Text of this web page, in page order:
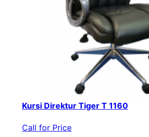
Kursi Direktur Tiger T 1160
Call for Price